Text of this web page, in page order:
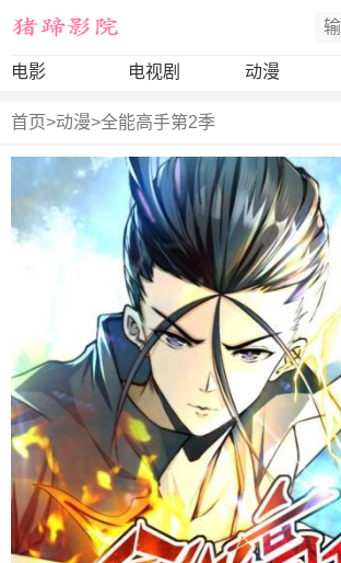
电影 电视剧 动漫
首页>动漫>全能高手第2季